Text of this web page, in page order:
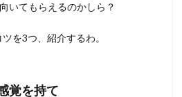
いてもらえるのかしら？
を3つ、紹介するわ。
覚を持て